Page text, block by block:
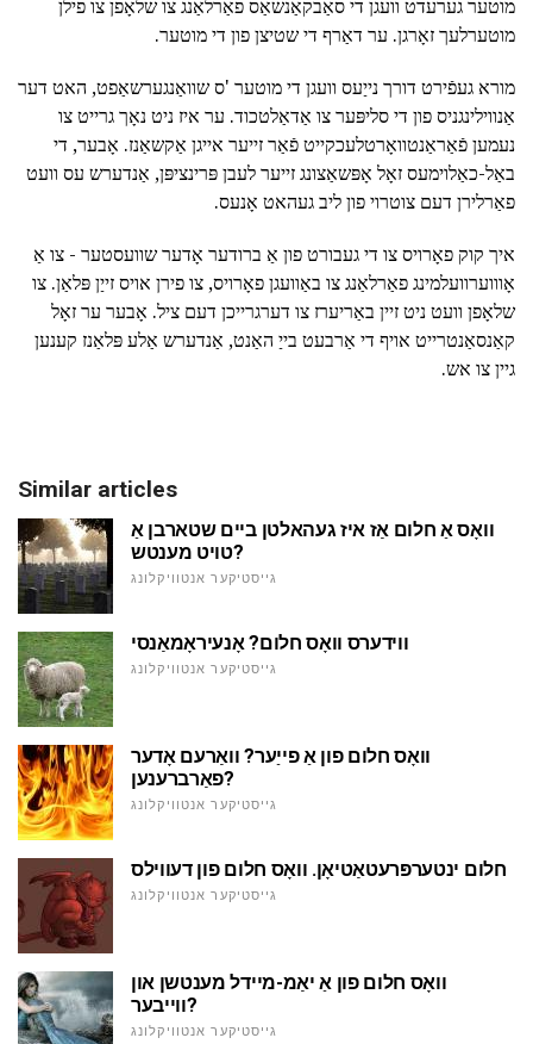
מוטער גערעדט וועגן די סאַבקאַנשאַס פאַרלאַנג צו שלאָפן צו פילן
מוטערלעך זאָרגן. ער דאַרף די שטיצן פון די מוטער.
מורא געפֿירט דורך נייַעס וועגן די מוטער 'ס שוואַנגערשאַפט, האט דער
אַנווילינגניס פון די סליפּער צו אַדאַלטכוד. ער איז ניט נאָך גרייט צו
נעמען פֿאַראַנטוואָרטלעכקייט פֿאַר זייער אייגן אַקשאַנז. אָבער, די
באַל-כאַלוימעס זאָל אָפּשאַצונג זייער לעבן פּרינציפּן, אַנדערש עס וועט
פאַרלירן דעם צוטרוי פון ליב געהאט אָנעס.
איך קוק פאָרויס צו די געבורט פון אַ ברודער אָדער שוועסטער - צו אַ
אָוווערוועלמינג פאַרלאַנג צו באַוועגן פאָרויס, צו פירן אויס זייַן פּלאַן. צו
שלאָפן וועט ניט זיין באַריערז צו דערגרייכן דעם ציל. אָבער ער זאָל
קאַנסאַנטרייט אויף די אַרבעט בייַ האַנט, אַנדערש אַלע פּלאַנז קענען
גיין צו אש.
Similar articles
וואָס אַ חלום אַז איז געהאלטן ביים שטארבן אַ
טויט מענטש?
גייסטיקער אנטוויקלונג
ווידערס וואָס חלום? אָנעיראָמאַנסי
גייסטיקער אנטוויקלונג
וואָס חלום פון אַ פייַער? וואַרעם אָדער
פאַרברענען?
גייסטיקער אנטוויקלונג
חלום ינטערפּרעטאַטיאָן. וואָס חלום פון דעווילס
גייסטיקער אנטוויקלונג
וואָס חלום פון אַ יאַמ-מיידל מענטשן און
ווייבער?
גייסטיקער אנטוויקלונג